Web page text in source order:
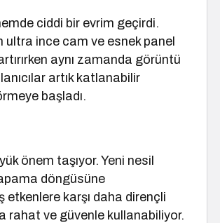
ciddi bir evrim geçirdi.
ultra ince cam ve esnek panel
aynı zamanda görüntü
artık katlanabilir
başladı.
önem taşıyor. Yeni nesil
döngüsüne
etkenlere karşı daha dirençli
rahat ve güvenle kullanabiliyor.